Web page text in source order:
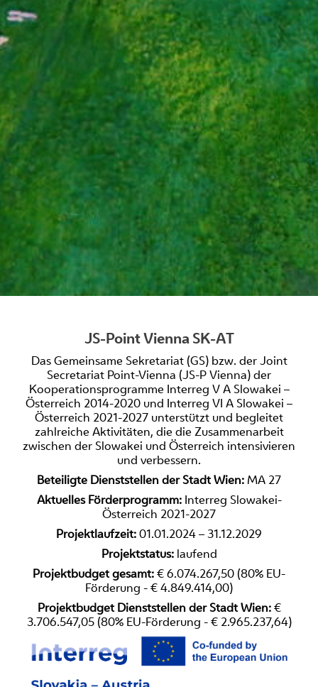
JS-Point Vienna SK-AT
Das Gemeinsame Sekretariat (GS) bzw. der Joint
Secretariat Point-Vienna (JS-P Vienna) der
Kooperationsprogramme Interreg V A Slowakei –
Österreich 2014-2020 und Interreg VI A Slowakei –
Österreich 2021-2027 unterstützt und begleitet
zahlreiche Aktivitäten, die die Zusammenarbeit
zwischen der Slowakei und Österreich intensivieren
und verbessern.
Beteiligte Dienststellen der Stadt Wien: MA 27
Aktuelles Förderprogramm:Interreg Slowakei-
Österreich 2021-2027
Projektlaufzeit:01.01.2024 – 31.12.2029
Projektstatus: laufend
Projektbudget gesamt:€ 6.074.267,50 (80% EU-
Förderung - € 4.849.414,00)
Projektbudget Dienststellen der Stadt Wien:€
3.706.547,05 (80% EU-Förderung - € 2.965.237,64)